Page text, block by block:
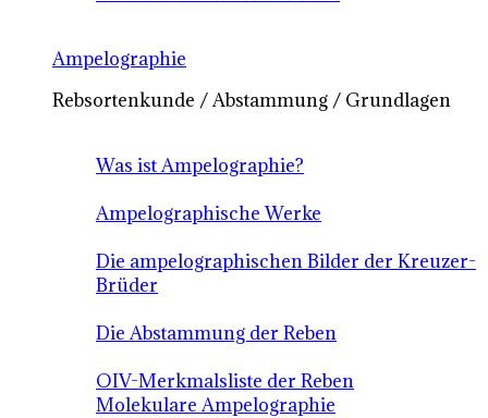
Ampelographie
Rebsortenkunde / Abstammung / Grundlagen
Was ist Ampelographie?
Ampelographische Werke
Die ampelographischen Bilder der Kreuzer-
Brüder
Die Abstammung der Reben
OIV-Merkmalsliste der Reben
Molekulare Ampelographie